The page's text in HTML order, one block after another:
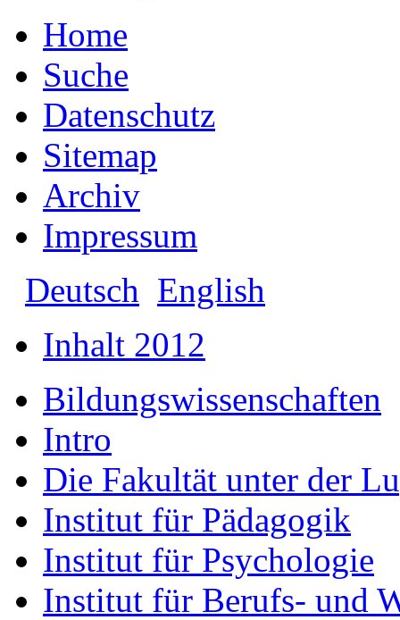
Home
Suche
Datenschutz
Sitemap
Archiv
Impressum
Deutsch English
Inhalt 2012
Bildungswissenschaften
Intro
Die Fakultät unter der
Institut für Pädagogik
Institut für Psychologie
Institut für Berufs- und